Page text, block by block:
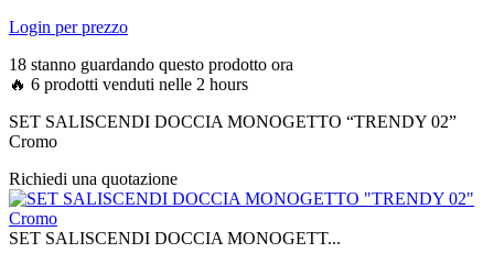
Login per prezzo
18 stanno guardando questo prodotto ora
🔥 6 prodotti venduti nelle 2 hours
SET SALISCENDI DOCCIA MONOGETTO “TRENDY 02”
Cromo
Richiedi una quotazione
SET SALISCENDI DOCCIA MONOGETT...